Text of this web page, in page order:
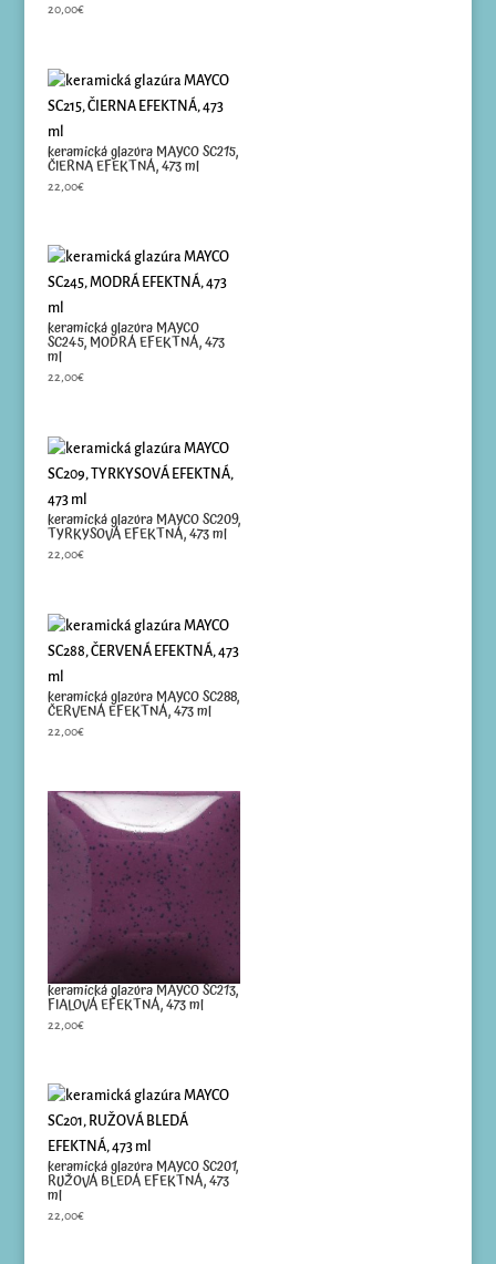
20,00€
keramická glazúra MAYCO SC215,
ČIERNA EFEKTNÁ, 473 ml
22,00€
keramická glazúra MAYCO
SC245, MODRÁ EFEKTNÁ, 473
ml
22,00€
keramická glazúra MAYCO SC209,
TYRKYSOVÁ EFEKTNÁ, 473 ml
22,00€
keramická glazúra MAYCO SC288,
ČERVENÁ EFEKTNÁ, 473 ml
22,00€
keramická glazúra MAYCO SC213,
FIALOVÁ EFEKTNÁ, 473 ml
22,00€
keramická glazúra MAYCO SC201,
RUŽOVÁ BLEDÁ EFEKTNÁ, 473
ml
22,00€